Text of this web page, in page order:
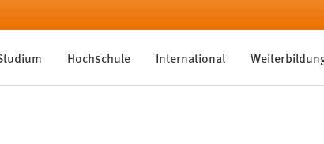
Hochschule International